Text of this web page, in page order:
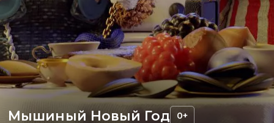
Мышиный Новый Год 0+